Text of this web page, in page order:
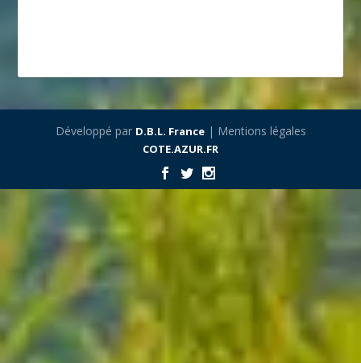
Développé par D.B.L. France| Mentions légales
COTE.AZUR.FR